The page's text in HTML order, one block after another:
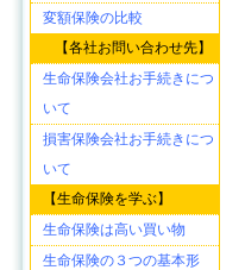
変額保険の比較
【各社お問い合わせ先】
生命保険会社お手続きにつ
いて
損害保険会社お手続きにつ
いて
【生命保険を学ぶ】
生命保険は高い買い物
生命保険の３つの基本形